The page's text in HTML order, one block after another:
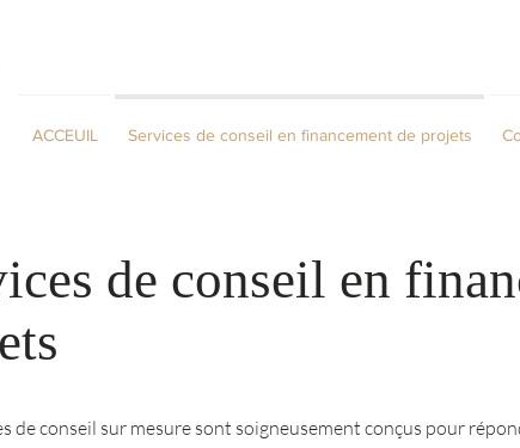
ACCEUIL Services de conseil en financement de projets
de conseil en
de conseil sur mesure sont soigneusement conçus pour